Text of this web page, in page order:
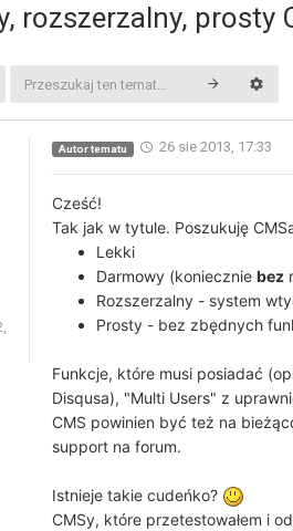
rozszerzalny, prosty
Autor tematu 26 sie 2013, 17:33
Cześć!
Tak jak w tytule. Poszukuję
Lekki
Darmowy (koniecznie bez
Rozszerzalny - system
Prosty - bez zbędnych
Funkcje, które musi posiadać
Disqusa), "Multi Users" z
CMS powinien być też na
support na forum.
Istnieje takie cudeńko?
CMSy, które przetestowałem i